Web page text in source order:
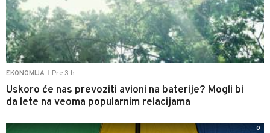
EKONOMIJA Pre 3 h
Uskoro će nas prevoziti avioni na baterije? Mogli bi
da lete na veoma popularnim relacijama
0